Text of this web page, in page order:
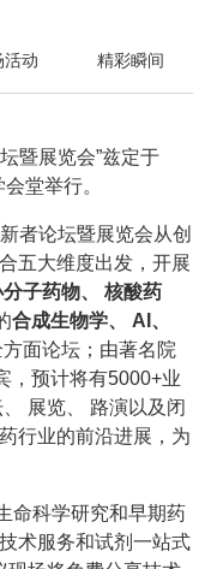
活动 精彩瞬间
暨展览会”兹定于
堂举行。
者论坛暨展览会从创
五大维度出发，开展
子药物、 核酸药
合成生物学、 AI、
面论坛；由著名院
，预计将有5000+业
展览、 路演以及闭
行业的前沿进展，为
命科学研究和早期药
术服务和试剂一站式